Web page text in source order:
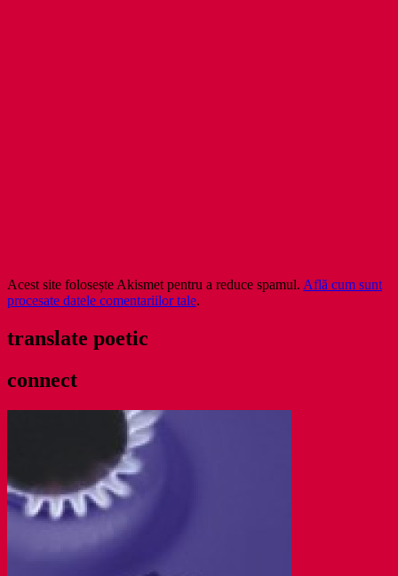
Acest site folosește Akismet pentru a reduce spamul. Află cum sunt
procesate datele comentariilor tale.
translate poetic
connect